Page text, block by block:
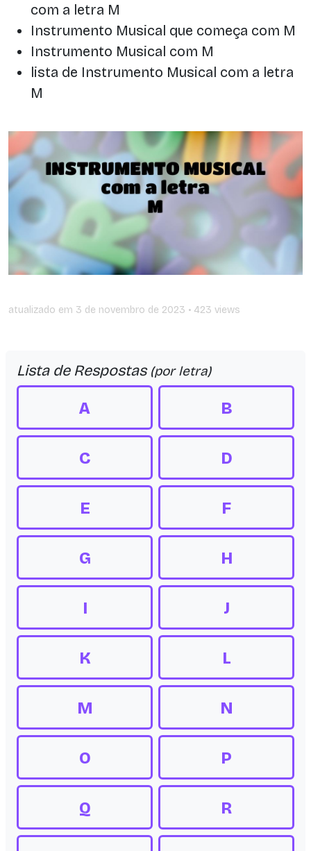
com a letra M
Instrumento Musical que começa com M
Instrumento Musical com M
lista de Instrumento Musical com a letra
M
atualizado em 3 de novembro de 2023 • 423 views
Lista de Respostas (por letra)
A B
C D
E F
G H
I J
K L
M N
O P
Q R